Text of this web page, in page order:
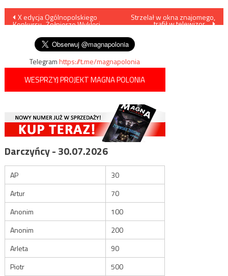
Nawigacja
wpisu
X edycja Ogólnopolskiego
Konkursu „Żołnierze Wyklęci
Strzelał w okna znajomego,
trafił w telewizor…
Telegramhttps://t.me/magnapolonia
WESPRZYJ PROJEKT MAGNA POLONIA
Darczyńcy - 30.07.2026
AP
30
Artur
70
Anonim
100
Anonim
200
Arleta
90
Piotr
500